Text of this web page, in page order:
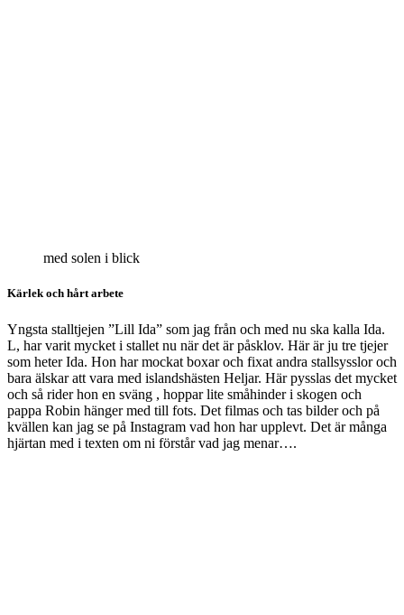
med solen i blick
Kärlek och hårt arbete
Yngsta stalltjejen ”Lill Ida” som jag från och med nu ska kalla Ida.
L, har varit mycket i stallet nu när det är påsklov. Här är ju tre tjejer
som heter Ida. Hon har mockat boxar och fixat andra stallsysslor och
bara älskar att vara med islandshästen Heljar. Här pysslas det mycket
och så rider hon en sväng , hoppar lite småhinder i skogen och
pappa Robin hänger med till fots. Det filmas och tas bilder och på
kvällen kan jag se på Instagram vad hon har upplevt. Det är många
hjärtan med i texten om ni förstår vad jag menar….